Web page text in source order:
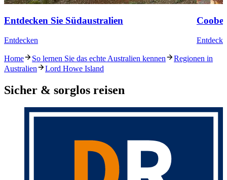
Entdecken Sie Südaustralien
Entdecken
Home So lernen Sie das echte Australien kennen
Regionen in
Australien
Lord Howe Island
Sicher & sorglos reisen